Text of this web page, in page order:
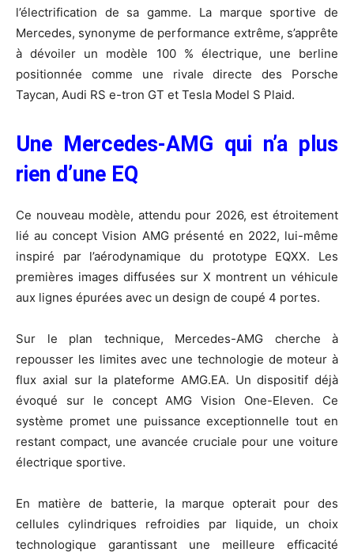
l’électrification de sa gamme. La marque sportive de
Mercedes, synonyme de performance extrême, s’apprête
à dévoiler un modèle 100 % électrique, une berline
positionnée comme une rivale directe des Porsche
Taycan, Audi RS e-tron GT et Tesla Model S Plaid.
Une Mercedes-AMG qui n’a plus
rien d’une EQ
Ce nouveau modèle, attendu pour 2026, est étroitement
lié au concept Vision AMG présenté en 2022, lui-même
inspiré par l’aérodynamique du prototype EQXX. Les
premières images diffusées sur X montrent un véhicule
aux lignes épurées avec un design de coupé 4 portes.
Sur le plan technique, Mercedes-AMG cherche à
repousser les limites avec une technologie de moteur à
flux axial sur la plateforme AMG.EA. Un dispositif déjà
évoqué sur le concept AMG Vision One-Eleven. Ce
système promet une puissance exceptionnelle tout en
restant compact, une avancée cruciale pour une voiture
électrique sportive.
En matière de batterie, la marque opterait pour des
cellules cylindriques refroidies par liquide, un choix
technologique garantissant une meilleure efficacité